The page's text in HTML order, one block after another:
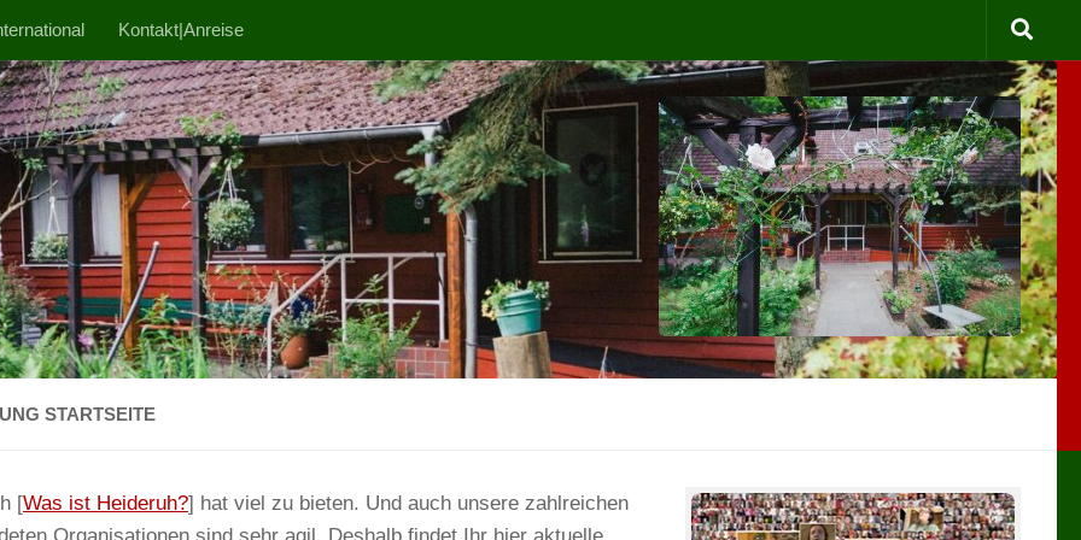
Kontakt|Anreise
STARTSEITE
[Was ist Heideruh?] hat viel zu bieten. Und auch unsere zahlreichen